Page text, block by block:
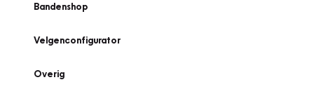
Bandenshop
Velgenconfigurator
Overig